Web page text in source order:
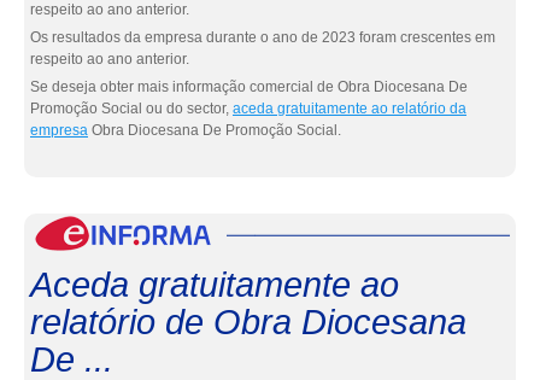
respeito ao ano anterior.
Os resultados da empresa durante o ano de 2023 foram crescentes em
respeito ao ano anterior.
Se deseja obter mais informação comercial de Obra Diocesana De
Promoção Social ou do sector, aceda gratuitamente ao relatório da
empresa Obra Diocesana De Promoção Social.
Aceda gratuitamente ao
relatório de Obra Diocesana
De ...